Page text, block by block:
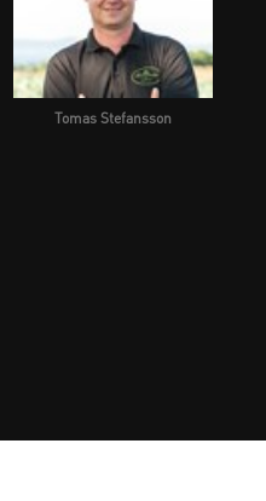
Tomas Stefansson